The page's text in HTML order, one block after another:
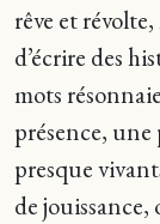
rêve et
d’écrire des
mots
présence,
presque
de